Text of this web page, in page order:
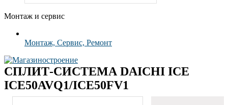
Монтаж и сервис
Монтаж, Сервис, Ремонт
СПЛИТ-СИСТЕМА DAICHI ICE
ICE50AVQ1/ICE50FV1